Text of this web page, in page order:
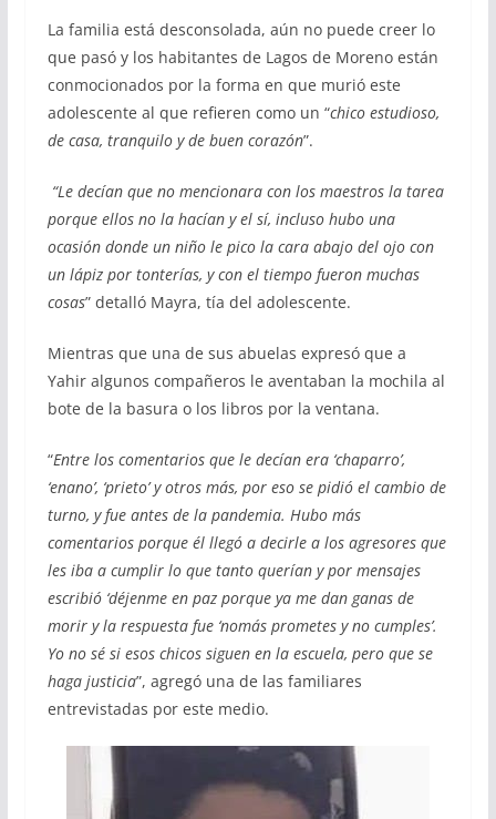
La familia está desconsolada, aún no puede creer lo
que pasó y los habitantes de Lagos de Moreno están
conmocionados por la forma en que murió este
adolescente al que refieren como un “chico estudioso,
de casa, tranquilo y de buen corazón”.
“Le decían que no mencionara con los maestros la tarea
porque ellos no la hacían y el sí, incluso hubo una
ocasión donde un niño le pico la cara abajo del ojo con
un lápiz por tonterías, y con el tiempo fueron muchas
cosas” detalló Mayra, tía del adolescente.
Mientras que una de sus abuelas expresó que a
Yahir algunos compañeros le aventaban la mochila al
bote de la basura o los libros por la ventana.
“Entre los comentarios que le decían era ‘chaparro’,
‘enano’, ‘prieto’ y otros más, por eso se pidió el cambio de
turno, y fue antes de la pandemia. Hubo más
comentarios porque él llegó a decirle a los agresores que
les iba a cumplir lo que tanto querían y por mensajes
escribió ‘déjenme en paz porque ya me dan ganas de
morir y la respuesta fue ‘nomás prometes y no cumples’.
Yo no sé si esos chicos siguen en la escuela, pero que se
haga justicia”, agregó una de las familiares
entrevistadas por este medio.